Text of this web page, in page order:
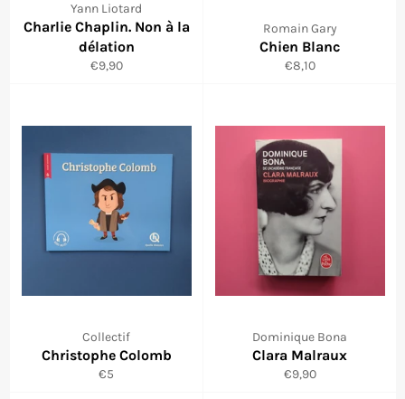
Yann Liotard
Charlie Chaplin. Non à la
délation
Prix
€9,90
Romain Gary
Chien Blanc
Prix
€8,10
Collectif
Christophe Colomb
Prix
€5
Dominique Bona
Clara Malraux
Prix
€9,90